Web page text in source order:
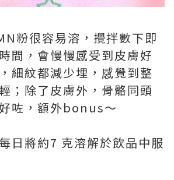
粉很容易溶，攪拌數下即
間，會慢慢感受到皮膚好
細紋都減少埋，感覺到整
；除了皮膚外，骨骼同頭
咗，額外bonus～
日將約7 克溶解於飲品中服